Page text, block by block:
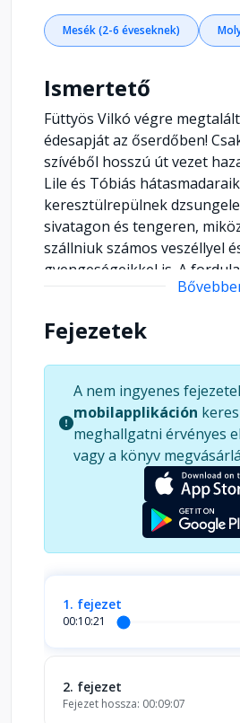
Mesék (2-6 éveseknek)
Ismertető
Füttyös Vilkó végre
édesapját az őserdőben!
szívéből hosszú út vezet
Lile és Tóbiás
keresztülrepülnek
sivatagon és tengeren,
szállniuk számos veszéllyel
gyengeségeikkel is. A
során Afrika mindig újabb
és új rokonok bukkannak fel.
elmélyülésének története is
Fejezetek
A nem ingyenes
mobilapplikáción
meghallgatni érvényes
vagy a könyv
1. fejezet
00:10:21
2. fejezet
Fejezet hossza: 00:09:07